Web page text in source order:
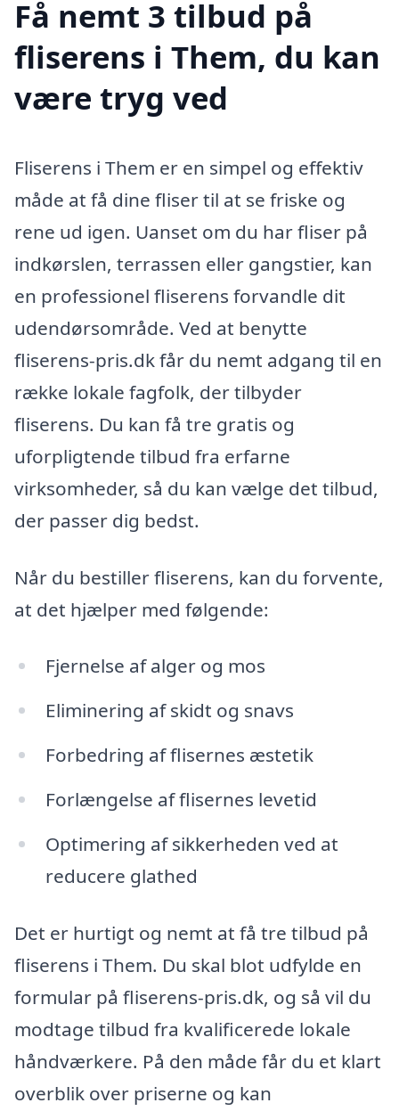
Få nemt 3 tilbud på
fliserens i Them, du kan
være tryg ved
Fliserens i Them er en simpel og effektiv
måde at få dine fliser til at se friske og
rene ud igen. Uanset om du har fliser på
indkørslen, terrassen eller gangstier, kan
en professionel fliserens forvandle dit
udendørsområde. Ved at benytte
fliserens-pris.dk får du nemt adgang til en
række lokale fagfolk, der tilbyder
fliserens. Du kan få tre gratis og
uforpligtende tilbud fra erfarne
virksomheder, så du kan vælge det tilbud,
der passer dig bedst.
Når du bestiller fliserens, kan du forvente,
at det hjælper med følgende:
Fjernelse af alger og mos
Eliminering af skidt og snavs
Forbedring af flisernes æstetik
Forlængelse af flisernes levetid
Optimering af sikkerheden ved at
reducere glathed
Det er hurtigt og nemt at få tre tilbud på
fliserens i Them. Du skal blot udfylde en
formular på fliserens-pris.dk, og så vil du
modtage tilbud fra kvalificerede lokale
håndværkere. På den måde får du et klart
overblik over priserne og kan